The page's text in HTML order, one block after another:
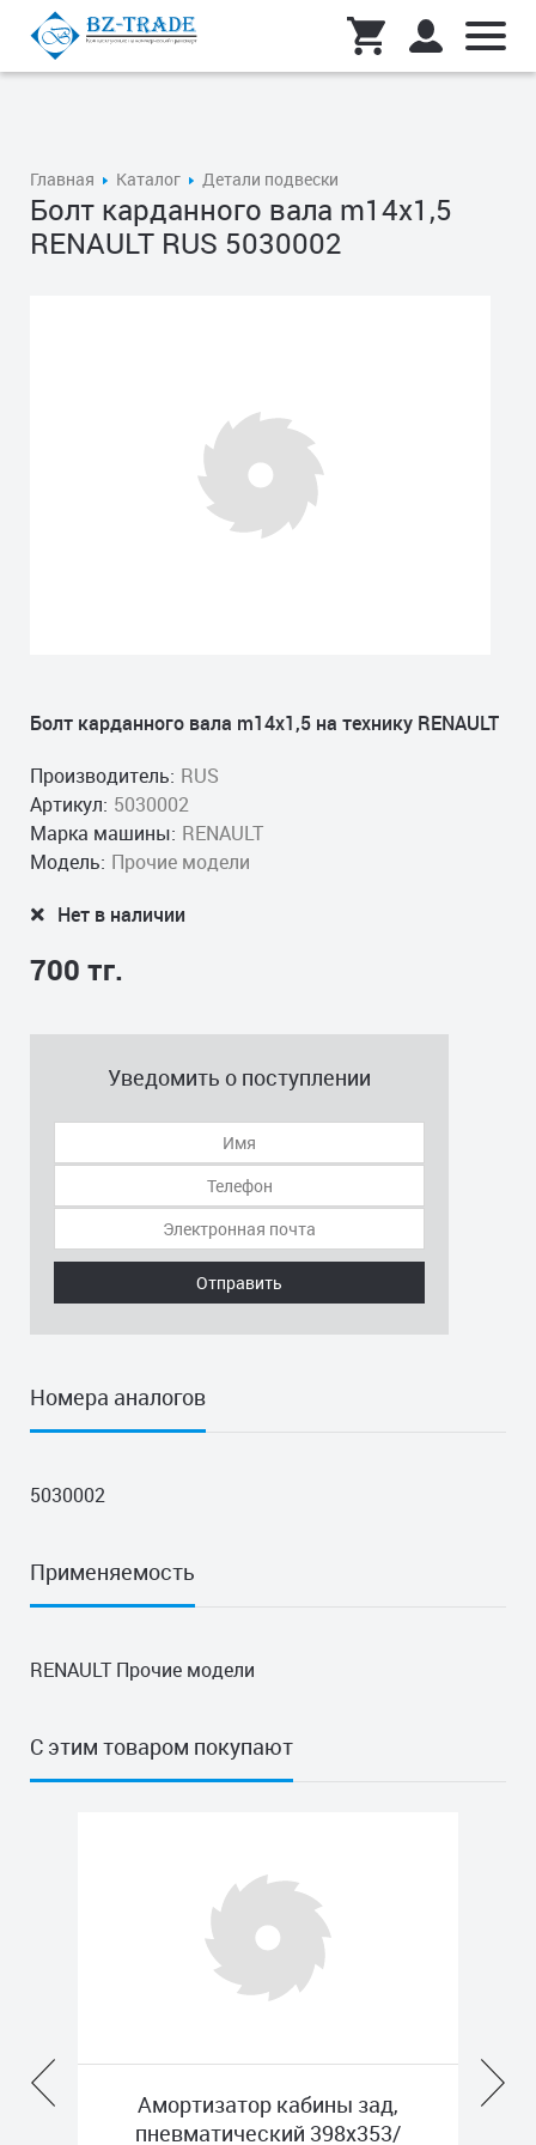
Главная Каталог Детали подвески
Болт карданного вала m14x1,5
RENAULT RUS 5030002
Болт карданного вала m14x1,5 на технику RENAULT
Производитель: RUS
Артикул: 5030002
Марка машины: RENAULT
Модель: Прочие модели
Нет в наличии
700 тг.
Уведомить о поступлении
Отправить
Номера аналогов
5030002
Применяемость
RENAULT Прочие модели
С этим товаром покупают
Амортизатор кабины зад,
пневматический 398x353/